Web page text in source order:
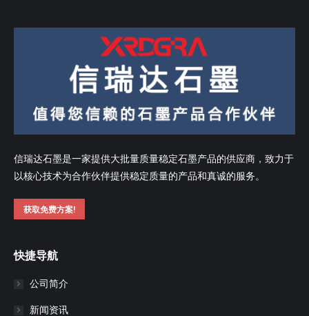
信瑞达石墨是一家提供大批量质量稳定石墨产品的供应商，致力于
以核心技术为合作伙伴提供稳定质量的产品和真诚的服务。
获取免费方案!
快捷导航
公司简介
新闻资讯